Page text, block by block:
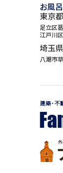
お風呂
東京都
足立区
江戸川区
埼玉県
八潮市